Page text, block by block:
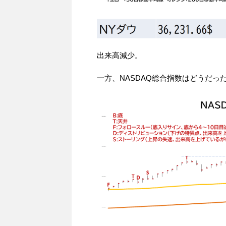
出来高減少。
一方、NASDAQ総合指数はどうだっ